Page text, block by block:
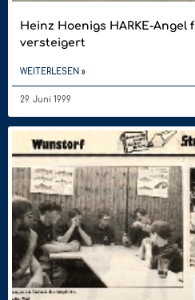
Heinz Hoenigs HARKE-
versteigert
WEITERLESEN »
29. Juni 1999